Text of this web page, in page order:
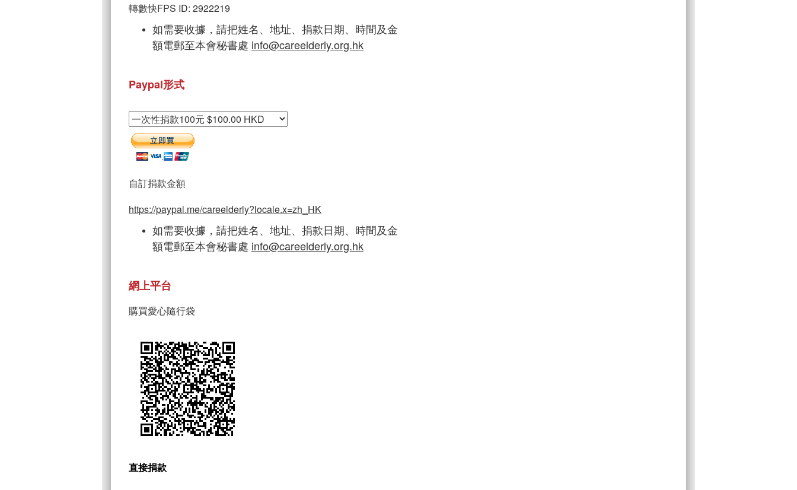
轉數快FPS ID: 2922219
如需要收據，請把姓名、地址、捐款日期、時間及金
額電郵至本會秘書處 info@careelderly.org.hk
Paypal形式
自訂捐款金額
https://paypal.me/careelderly?locale.x=zh_HK
如需要收據，請把姓名、地址、捐款日期、時間及金
額電郵至本會秘書處 info@careelderly.org.hk
網上平台
購買愛心隨行袋
直接捐款